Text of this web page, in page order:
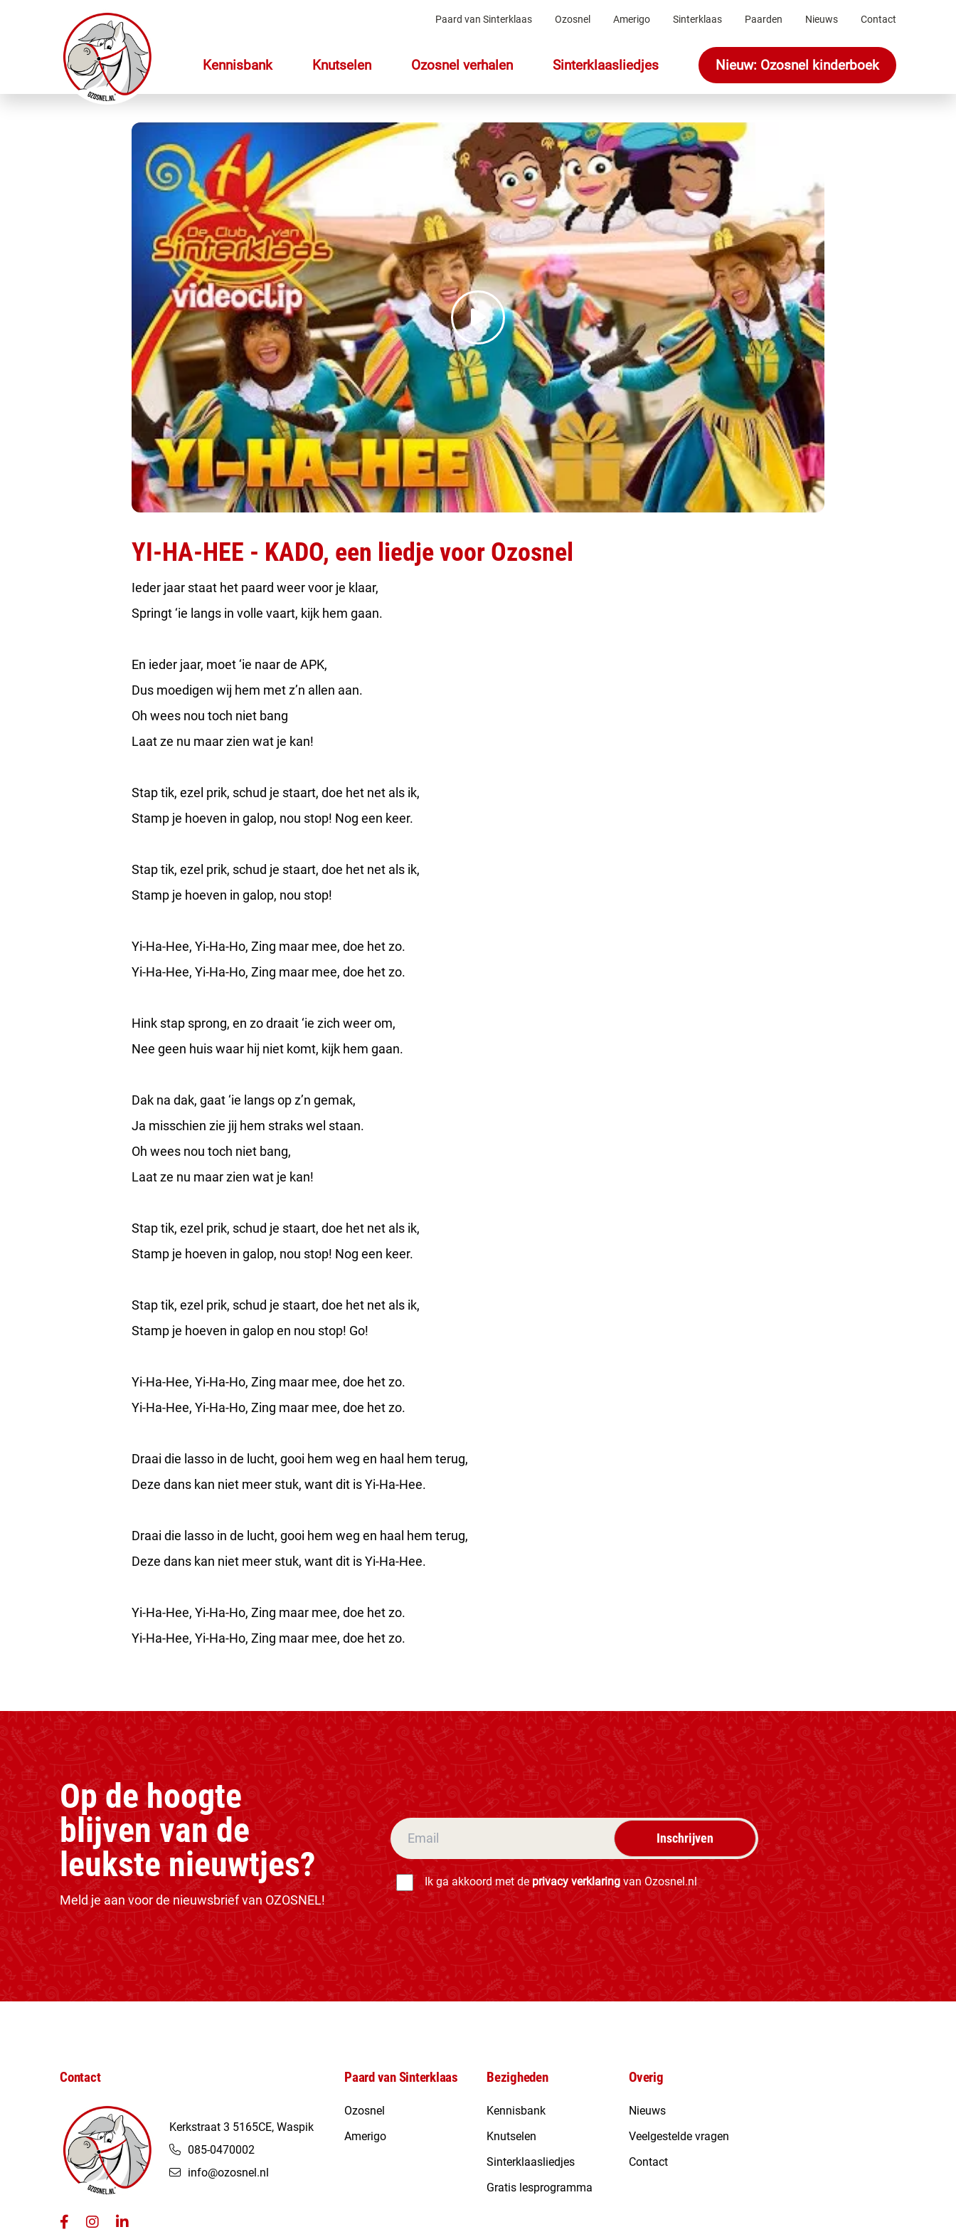
Paard van Sinterklaas Ozosnel Amerigo Sinterklaas Paarden Nieuws Contact
Kennisbank Knutselen Ozosnel verhalen Sinterklaasliedjes Nieuw: Ozosnel kinderboek
YI-HA-HEE - KADO, een liedje voor Ozosnel
Ieder jaar staat het paard weer voor je klaar,
Springt ‘ie langs in volle vaart, kijk hem gaan.
En ieder jaar, moet ‘ie naar de APK,
Dus moedigen wij hem met z’n allen aan.
Oh wees nou toch niet bang
Laat ze nu maar zien wat je kan!
Stap tik, ezel prik, schud je staart, doe het net als ik,
Stamp je hoeven in galop, nou stop! Nog een keer.
Stap tik, ezel prik, schud je staart, doe het net als ik,
Stamp je hoeven in galop, nou stop!
Yi-Ha-Hee, Yi-Ha-Ho, Zing maar mee, doe het zo.
Yi-Ha-Hee, Yi-Ha-Ho, Zing maar mee, doe het zo.
Hink stap sprong, en zo draait ‘ie zich weer om,
Nee geen huis waar hij niet komt, kijk hem gaan.
Dak na dak, gaat ‘ie langs op z’n gemak,
Ja misschien zie jij hem straks wel staan.
Oh wees nou toch niet bang,
Laat ze nu maar zien wat je kan!
Stap tik, ezel prik, schud je staart, doe het net als ik,
Stamp je hoeven in galop, nou stop! Nog een keer.
Stap tik, ezel prik, schud je staart, doe het net als ik,
Stamp je hoeven in galop en nou stop! Go!
Yi-Ha-Hee, Yi-Ha-Ho, Zing maar mee, doe het zo.
Yi-Ha-Hee, Yi-Ha-Ho, Zing maar mee, doe het zo.
Draai die lasso in de lucht, gooi hem weg en haal hem terug,
Deze dans kan niet meer stuk, want dit is Yi-Ha-Hee.
Draai die lasso in de lucht, gooi hem weg en haal hem terug,
Deze dans kan niet meer stuk, want dit is Yi-Ha-Hee.
Yi-Ha-Hee, Yi-Ha-Ho, Zing maar mee, doe het zo.
Yi-Ha-Hee, Yi-Ha-Ho, Zing maar mee, doe het zo.
Op de hoogte
blijven van de
leukste nieuwtjes?
Meld je aan voor de nieuwsbrief van OZOSNEL!
Ik ga akkoord met deprivacy verklaringvan Ozosnel.nl
Inschrijven
Contact
Kerkstraat 3 5165CE, Waspik
085-0470002
info@ozosnel.nl
Paard van Sinterklaas
Ozosnel
Amerigo
Bezigheden
Kennisbank
Knutselen
Sinterklaasliedjes
Gratis lesprogramma
Overig
Nieuws
Veelgestelde vragen
Contact